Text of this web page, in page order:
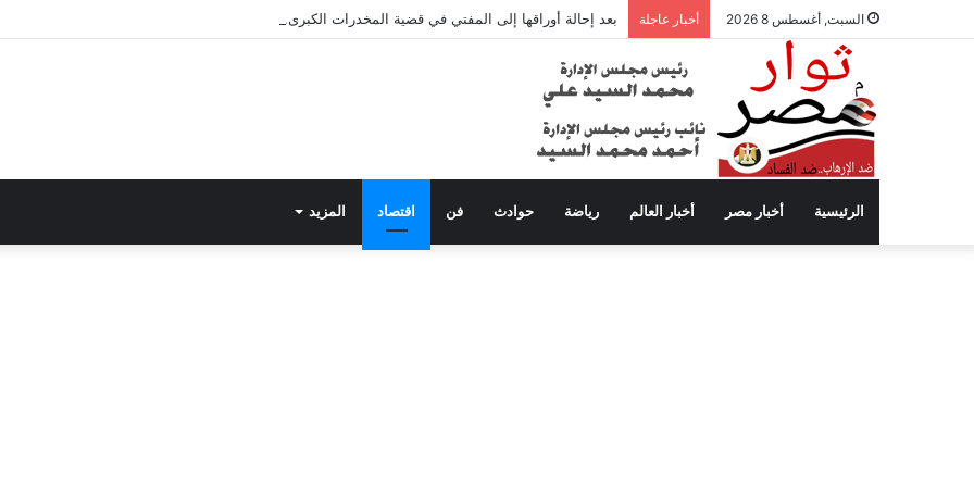
السبت, أغسطس 8 2026 أخبار عاجلة بعد إحالة أوراقها إلى المفتي في قضية المخدرات الكبرى.. من هي سارة خليفة؟
الرئيسية أخبار مصر أخبار العالم رياضة حوادث فن اقتصاد المزيد